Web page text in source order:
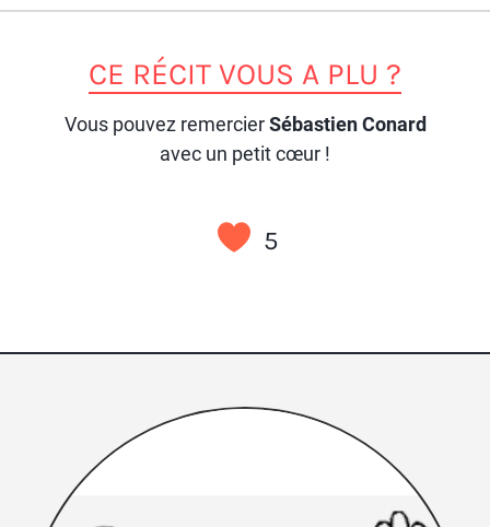
CE RÉCIT VOUS A PLU ?
Vous pouvez remercierSébastien Conard
avec un petit cœur !
5